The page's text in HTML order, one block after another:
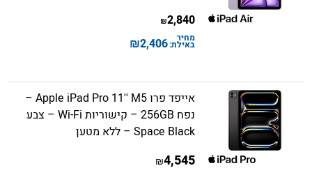
2,840
₪
מחיר
באילת:2,406
₪
אייפד פרו Apple iPad Pro 11'' M5 –
נפח 256GB – קישוריות Wi-Fi – צבע
Space Black – ללא מטען
4,545
₪